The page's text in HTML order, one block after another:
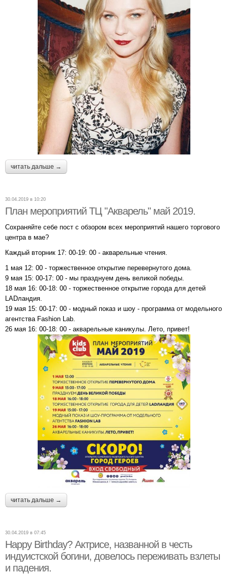
читать дальше →
30.04.2019 в 10:20
План мероприятий ТЦ "Акварель" май 2019.
Сохраняйте себе пост с обзором всех мероприятий нашего торгового
центра в мае?
Каждый вторник 17: 00-19: 00 - акварельные чтения.
1 мая 12: 00 - торжественное открытие перевернутого дома.
9 мая 15: 00-17: 00 - мы празднуем день великой победы.
18 мая 16: 00-18: 00 - торжественное открытие города для детей
LADландия.
19 мая 15: 00-17: 00 - модный показ и шоу - программа от модельного
агентства Fashion Lab.
26 мая 16: 00-18: 00 - акварельные каникулы. Лето, привет!
читать дальше →
30.04.2019 в 07:45
Happy Birthday? Актрисе, названной в честь
индуистской богини, довелось переживать взлеты
и падения.